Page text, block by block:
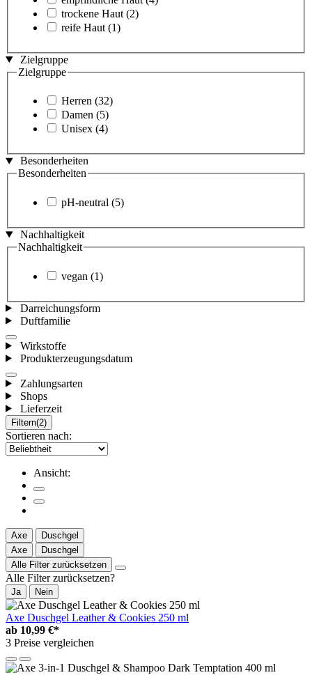
trockene Haut (2)
reife Haut (1)
Zielgruppe
Zielgruppe
Herren (32)
Damen (5)
Unisex (4)
Besonderheiten
Besonderheiten
pH-neutral (5)
Nachhaltigkeit
Nachhaltigkeit
vegan (1)
Darreichungsform
Duftfamilie
Wirkstoffe
Produkterzeugungsdatum
Zahlungsarten
Shops
Lieferzeit
Filtern(2)
Sortieren nach:
Ansicht:
Axe
Duschgel
Axe
Duschgel
Alle Filter zurücksetzen
Alle Filter zurücksetzen?
Ja Nein
Axe Duschgel Leather & Cookies 250 ml
ab 10,99 €*
3 Preise vergleichen